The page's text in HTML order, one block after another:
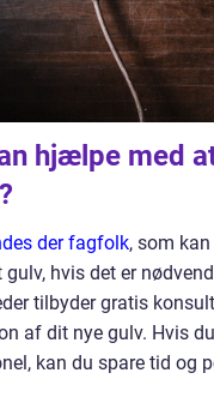
hjælpe med
der fagfolk, som
gulv, hvis det er
tilbyder gratis
af dit nye gulv. Hvis
kan du spare tid og